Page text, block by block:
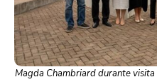
Magda Chambriard durante